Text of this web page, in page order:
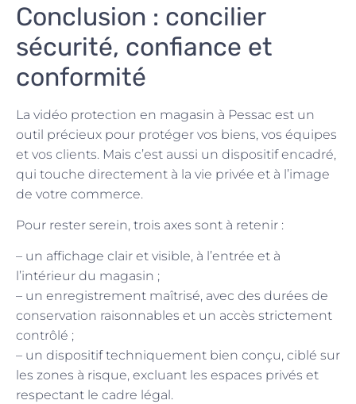
Conclusion : concilier
sécurité, confiance et
conformité
La vidéo protection en magasin à Pessac est un
outil précieux pour protéger vos biens, vos équipes
et vos clients. Mais c’est aussi un dispositif encadré,
qui touche directement à la vie privée et à l’image
de votre commerce.
Pour rester serein, trois axes sont à retenir :
– un affichage clair et visible, à l’entrée et à
l’intérieur du magasin ;
– un enregistrement maîtrisé, avec des durées de
conservation raisonnables et un accès strictement
contrôlé ;
– un dispositif techniquement bien conçu, ciblé sur
les zones à risque, excluant les espaces privés et
respectant le cadre légal.